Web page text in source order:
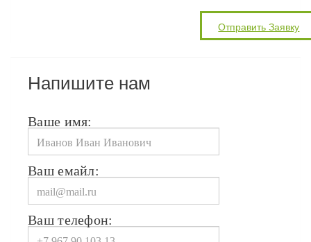
Напишите нам
Ваше имя:
Ваш емайл:
Ваш телефон: